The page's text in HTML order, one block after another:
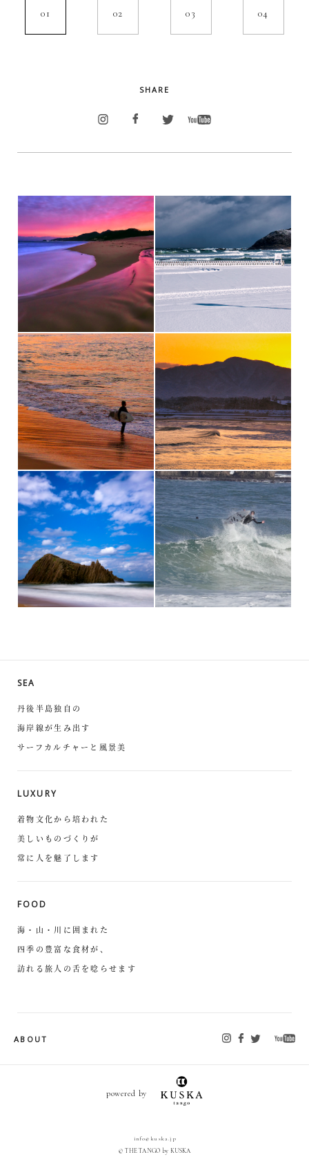
01 02 03 04
SHARE
info@kuska.jp
© THE TANGO by KUSKA
SEA
丹後半島独自の
海岸線が生み出す
サーフカルチャーと風景美
LUXURY
着物文化から培われた
美しいものづくりが
常に人を魅了します
FOOD
海・山・川に囲まれた
四季の豊富な食材が、
訪れる旅人の舌を唸らせます
ABOUT
powered by